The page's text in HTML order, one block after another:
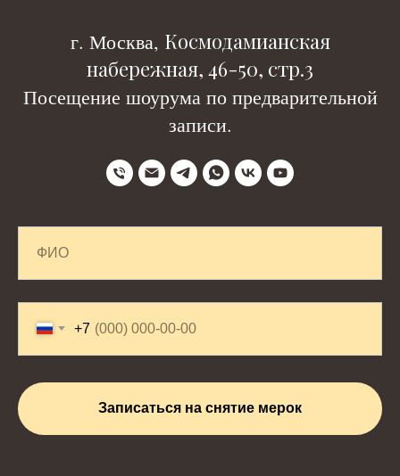
г. Москва, Космодамианская
набережная, 46-50, стр.3
Посещение шоурума по предварительной
записи.
+7
Записаться на снятие мерок